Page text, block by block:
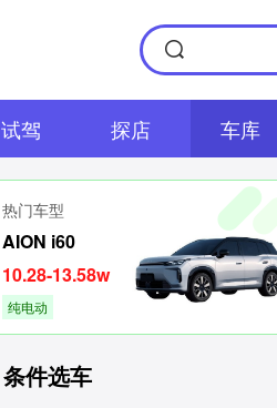
试驾 探店 车库
热门车型
AION i60
10.28-13.58w
纯电动
条件选车